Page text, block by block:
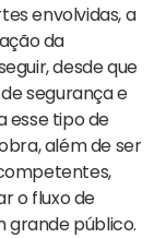
envolvidas, a
da
desde que
segurança e
esse tipo de
além de ser
o fluxo de
grande público.